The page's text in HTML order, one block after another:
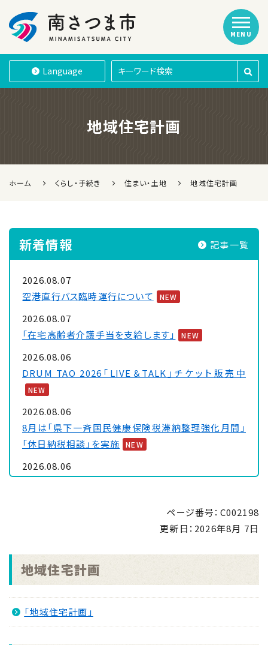
南さつま市
Language
MENU
地域住宅計画
ホーム くらし・手続き 住まい・土地 地域住宅計画
新着情報 記事一覧
2026.08.07
空港直行バス臨時運行について
NEW
2026.08.07
「在宅高齢者介護手当を支給します」
NEW
2026.08.06
DRUM TAO 2026「LIVE＆TALK」チケット販売中
NEW
2026.08.06
8月は「県下一斉国民健康保険税滞納整理強化月間」
「休日納税相談」を実施
NEW
2026.08.06
「里親制度説明会 ～『里親』ってなぁに～」のお知ら
「手のひらで南さつまを」フォトコンキャンペーンを実
2026.07.31
マイナンバーカード交付休日開庁日
ページ番号：C002198
更新日： 2026年8月 7日
地域住宅計画
「地域住宅計画」